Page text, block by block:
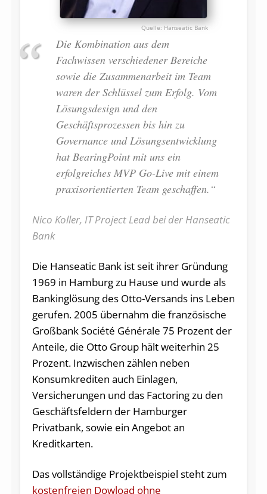
Hanseatic Bank
Die Kombination aus dem
Fachwissen verschiedener Bereiche
sowie die Zusammenarbeit im Team
waren der Schlüssel zum Erfolg. Vom
Lösungsdesign und den
Geschäftsprozessen bis hin zu
Governance und Lösungsentwicklung
hat BearingPoint mit uns ein
erfolgreiches MVP Go-Live mit einem
praxisorientierten Team geschaffen.“
Nico Koller, IT Project Lead bei der Hanseatic
Bank
Die Hanseatic Bank ist seit ihrer Gründung
1969 in Hamburg zu Hause und wurde als
Bankinglösung des Otto-Versands ins Leben
gerufen. 2005 übernahm die französische
Großbank Société Générale 75 Prozent der
Anteile, die Otto Group hält weiterhin 25
Prozent. Inzwischen zählen neben
Konsumkrediten auch Einlagen,
Versicherungen und das Factoring zu den
Geschäftsfeldern der Hamburger
Privatbank, sowie ein Angebot an
Kreditkarten.
Das vollständige Projektbeispiel steht zum
kostenfreien Dowload ohne